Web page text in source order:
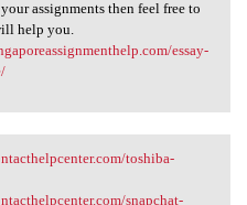
assignments then feel free to
help you.
essay-
toshiba-
snapchat-